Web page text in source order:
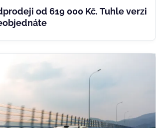
od 619 000 Kč. Tuhle verzi